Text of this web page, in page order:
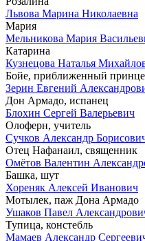
Львова Марина Николаевна
Мария
Мельникова Мария
Катарина
Кузнецова Наталья
Бойе, приближенный
Зерин Евгений
Дон Армадо, испанец
Блохин Сергей Валерьевич
Олоферн, учитель
Сучков Александр
Отец Нафанаил, священник
Омётов Валентин
Башка, шут
Хореняк Алексей Иванович
Мотылек, паж Дона Армадо
Ушаков Павел
Тупица, констебль
Мамаев Александр